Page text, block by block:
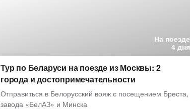
На поезде
4 дня
Тур по Беларуси на поезде из Москвы: 2
города и достопримечательности
Отправиться в Белорусский вояж с посещением Бреста,
завода «БелАЗ» и Минска